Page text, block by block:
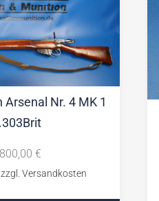
Arsenal Nr. 4 MK 1
.303Brit
800,00 €